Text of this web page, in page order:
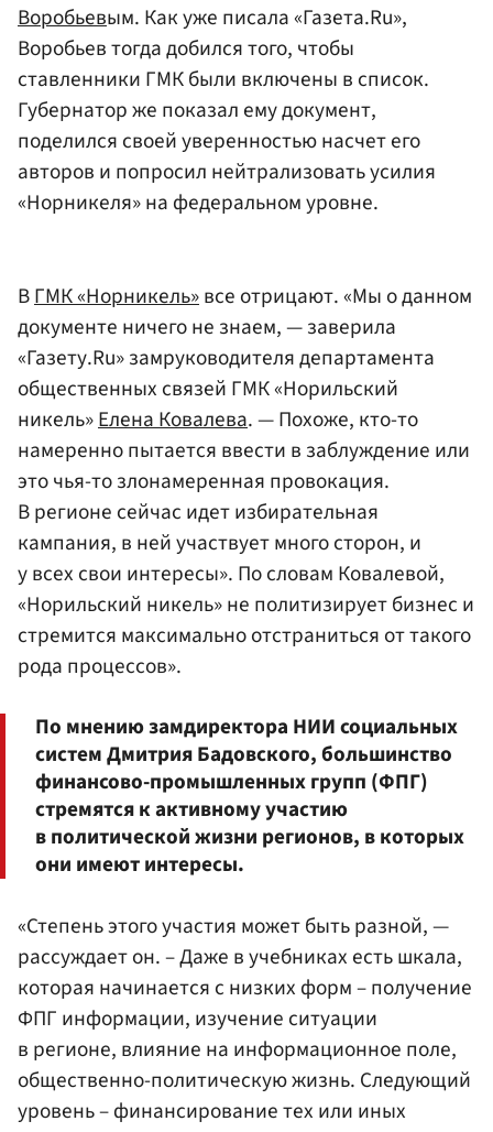
Воробьевым. Как уже писала «Газета.Ru»,
Воробьев тогда добился того, чтобы
ставленники ГМК были включены в список.
Губернатор же показал ему документ,
поделился своей уверенностью насчет его
авторов и попросил нейтрализовать усилия
«Норникеля» на федеральном уровне.
ВГМК «Норникель»все отрицают. «Мы о данном
документе ничего не знаем, — заверила
«Газету.Ru» замруководителя департамента
общественных связей ГМК «Норильский
никель»Елена Ковалева. — Похоже, кто-то
намеренно пытается ввести в заблуждение или
это чья-то злонамеренная провокация.
В регионе сейчас идет избирательная
кампания, в ней участвует много сторон, и
у всех свои интересы». По словам Ковалевой,
«Норильский никель» не политизирует бизнес и
стремится максимально отстраниться от такого
рода процессов».
По мнению замдиректора НИИ социальных
систем Дмитрия Бадовского, большинство
финансово-промышленных групп (ФПГ)
стремятся к активному участию
в политической жизни регионов, в которых
они имеют интересы.
«Степень этого участия может быть разной, —
рассуждает он. – Даже в учебниках есть шкала,
которая начинается с низких форм – получение
ФПГ информации, изучение ситуации
в регионе, влияние на информационное поле,
общественно-политическую жизнь. Следующий
уровень – финансирование тех или иных